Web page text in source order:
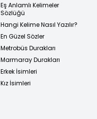
Eş Anlamlı Kelimeler
Sözlüğü
Hangi Kelime Nasıl Yazılır?
En Güzel Sözler
Metrobüs Durakları
Marmaray Durakları
Erkek İsimleri
Kız İsimleri